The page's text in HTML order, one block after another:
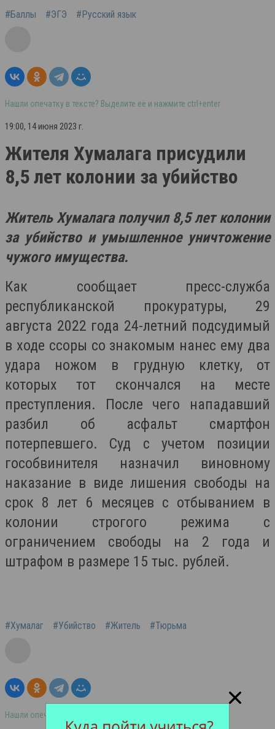
#Баллы #ЭГЭ #Русский язык
Нашли опечатку в тексте? Выделите её и нажмите ctrl+enter
19:00, 14 июня 2023 г.
Жителя Хумалага присудили
8,5 лет колонии за убийство
Житель Хумалага получил 8,5 лет колонии
за убийство и умышленное уничтожение
чужого имущества.
Как сообщает пресс-служба
республиканской прокуратуры, 29
августа 2022 года 24-летний подсудимый
в ходе ссоры со знакомым нанес ему два
удара ножом в грудную клетку, от
которых тот скончался на месте
преступления. После чего нападавший
разбил об асфальт смартфон
потерпевшего. Суд с учетом позиции
гособвинителя назначил виновному
наказание в виде лишения свободы на
срок 8 лет 6 месяцев с отбыванием в
колонии строгого режима с
ограничением свободы на 2 года и
штрафом в размере 15 тыс. рублей.
#Хумалаг #Убийство #Житель #Тюрьма
Нашли опечатку в тексте? Выделите её и нажмите ctrl+enter